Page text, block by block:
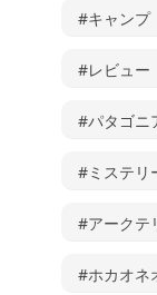
#キャンプ
#レビュー
#パタゴニ
#ミステリ
#アークテ
#ホカオネ